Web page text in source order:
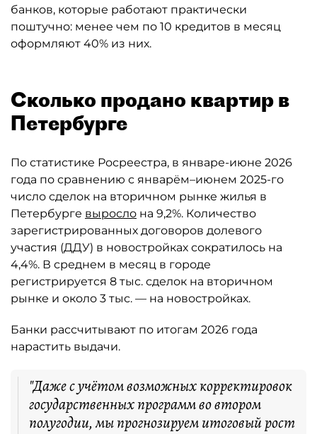
банков, которые работают практически
поштучно: менее чем по 10 кредитов в месяц
оформляют 40% из них.
Сколько продано квартир в
Петербурге
По статистике Росреестра, в январе-июне 2026
года по сравнению с январём–июнем 2025-го
число сделок на вторичном рынке жилья в
Петербурге выросло на 9,2%. Количество
зарегистрированных договоров долевого
участия (ДДУ) в новостройках сократилось на
4,4%. В среднем в месяц в городе
регистрируется 8 тыс. сделок на вторичном
рынке и около 3 тыс. — на новостройках.
Банки рассчитывают по итогам 2026 года
нарастить выдачи.
"Даже с учётом возможных корректировок
государственных программ во втором
полугодии, мы прогнозируем итоговый рост